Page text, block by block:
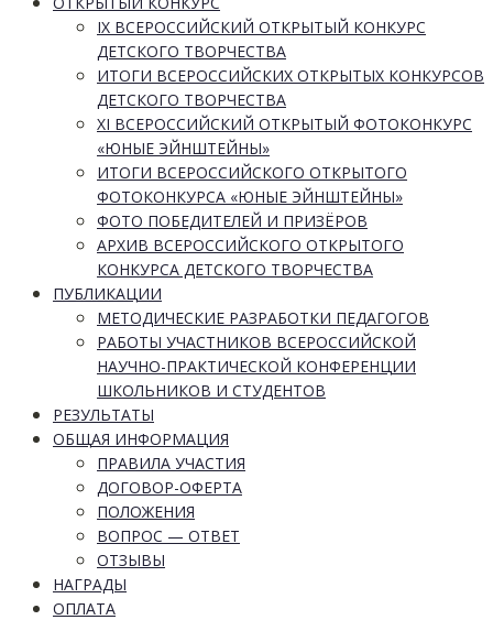
IX ВСЕРОССИЙСКИЙ ОТКРЫТЫЙ КОНКУРС
ДЕТСКОГО ТВОРЧЕСТВА
ИТОГИ ВСЕРОССИЙСКИХ ОТКРЫТЫХ КОНКУРСОВ
ДЕТСКОГО ТВОРЧЕСТВА
XI ВСЕРОССИЙСКИЙ ОТКРЫТЫЙ ФОТОКОНКУРС
«ЮНЫЕ ЭЙНШТЕЙНЫ»
ИТОГИ ВСЕРОССИЙСКОГО ОТКРЫТОГО
ФОТОКОНКУРСА «ЮНЫЕ ЭЙНШТЕЙНЫ»
ФОТО ПОБЕДИТЕЛЕЙ И ПРИЗЁРОВ
АРХИВ ВСЕРОССИЙСКОГО ОТКРЫТОГО
КОНКУРСА ДЕТСКОГО ТВОРЧЕСТВА
ПУБЛИКАЦИИ
МЕТОДИЧЕСКИЕ РАЗРАБОТКИ ПЕДАГОГОВ
РАБОТЫ УЧАСТНИКОВ ВСЕРОССИЙСКОЙ
НАУЧНО-ПРАКТИЧЕСКОЙ КОНФЕРЕНЦИИ
ШКОЛЬНИКОВ И СТУДЕНТОВ
РЕЗУЛЬТАТЫ
ОБЩАЯ ИНФОРМАЦИЯ
ПРАВИЛА УЧАСТИЯ
ДОГОВОР-ОФЕРТА
ПОЛОЖЕНИЯ
ВОПРОС — ОТВЕТ
ОТЗЫВЫ
НАГРАДЫ
ОПЛАТА